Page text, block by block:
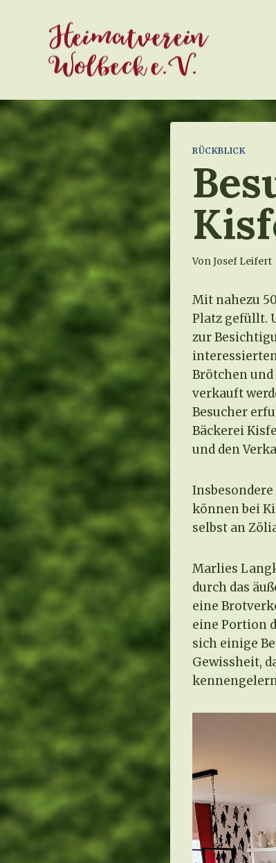
springenHeimatverein
Wolbeck e.V.
RÜCKBLICK
VonJosef Leifert
Mit nahezu
Platz gefüllt.
zur
Brötchen
verkauft
Besucher
Bäckerei
und den
können bei
selbst an
Marlies
durch das
eine
eine Portion
sich einige
Gewissheit,